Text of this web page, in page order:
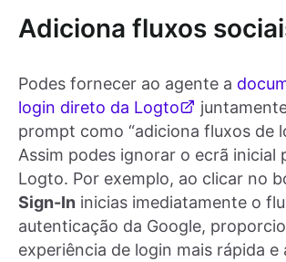
Adiciona fluxos
Podes fornecer ao agente a
login direto da Logto
prompt como “adiciona fluxos de
Assim podes ignorar o ecrã inicial
Logto. Por exemplo, ao clicar no
Sign-In inicias imediatamente o
autenticação da Google,
experiência de login mais rápida e